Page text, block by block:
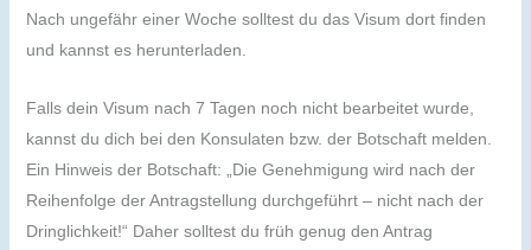
Nach ungefähr einer Woche solltest du das Visum dort finden
und kannst es herunterladen.
Falls dein Visum nach 7 Tagen noch nicht bearbeitet wurde,
kannst du dich bei den Konsulaten bzw. der Botschaft melden.
Ein Hinweis der Botschaft: „Die Genehmigung wird nach der
Reihenfolge der Antragstellung durchgeführt – nicht nach der
Dringlichkeit!“ Daher solltest du früh genug den Antrag